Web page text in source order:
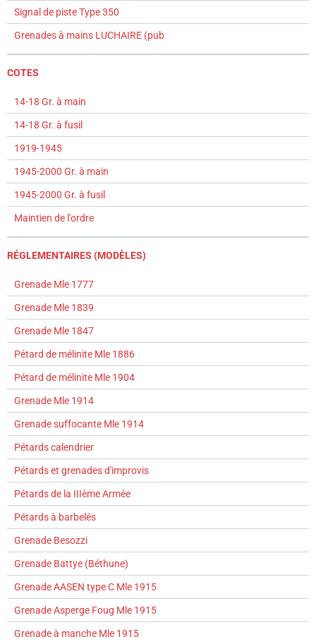
Signal de piste Type 350
Grenades à mains LUCHAIRE (pub
COTES
14-18 Gr. à main
14-18 Gr. à fusil
1919-1945
1945-2000 Gr. à main
1945-2000 Gr. à fusil
Maintien de l'ordre
RÉGLEMENTAIRES (MODÈLES)
Grenade Mle 1777
Grenade Mle 1839
Grenade Mle 1847
Pétard de mélinite Mle 1886
Pétard de mélinite Mle 1904
Grenade Mle 1914
Grenade suffocante Mle 1914
Pétards calendrier
Pétards et grenades d'improvis
Pétards de la IIIème Armée
Pétards à barbelés
Grenade Besozzi
Grenade Battye (Béthune)
Grenade AASEN type C Mle 1915
Grenade Asperge Foug Mle 1915
Grenade à manche Mle 1915